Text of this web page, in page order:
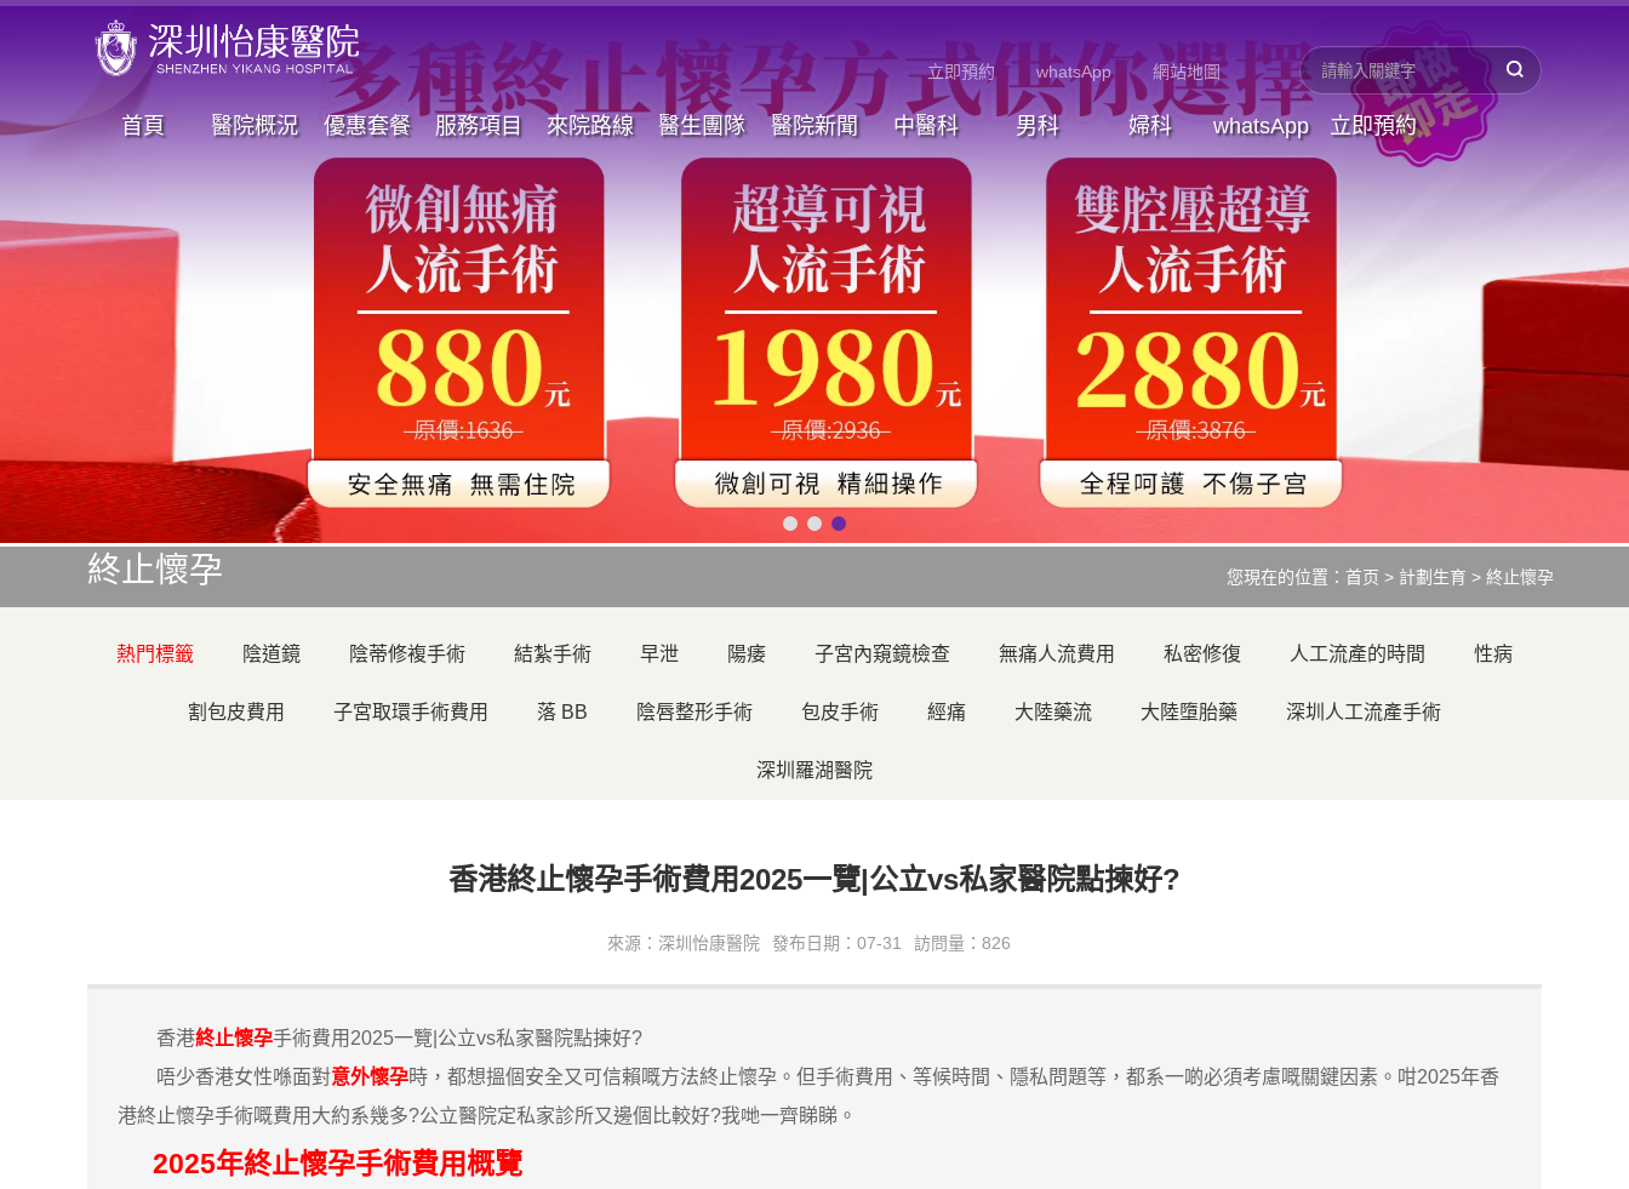
立即預約 whatsApp 網站地圖
首頁 醫院概況 優惠套餐 服務項目 來院路線 醫生團隊 醫院新聞 中醫科 男科 婦科 whatsApp 立即預約
終止懷孕 您現在的位置： 首页 > 計劃生育 > 終止懷孕
熱門標籤 陰道鏡 陰蒂修複手術 結紮手術 早泄 陽痿 子宮內窺鏡檢查 無痛人流費用 私密修復 人工流產的時間 性病
割包皮費用 子宮取環手術費用 落 BB 陰唇整形手術 包皮手術 經痛 大陸藥流 大陸墮胎藥 深圳人工流產手術
深圳羅湖醫院
香港終止懷孕手術費用2025一覽|公立vs私家醫院點揀好?
來源：深圳怡康醫院 發布日期：07-31 訪問量：826
香港終止懷孕手術費用2025一覽|公立vs私家醫院點揀好?
唔少香港女性喺面對意外懷孕時，都想搵個安全又可信賴嘅方法終止懷孕。但手術費用、等候時間、隱私問題等，都系一啲必須考慮嘅關鍵因素。咁2025年香
港終止懷孕手術嘅費用大約系幾多?公立醫院定私家診所又邊個比較好?我哋一齊睇睇。
2025年終止懷孕手術費用概覽